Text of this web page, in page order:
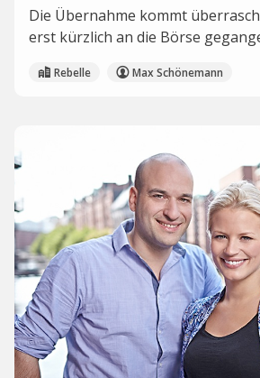
Die Übernahme kommt
erst kürzlich an die Börse
Rebelle Max Schönemann